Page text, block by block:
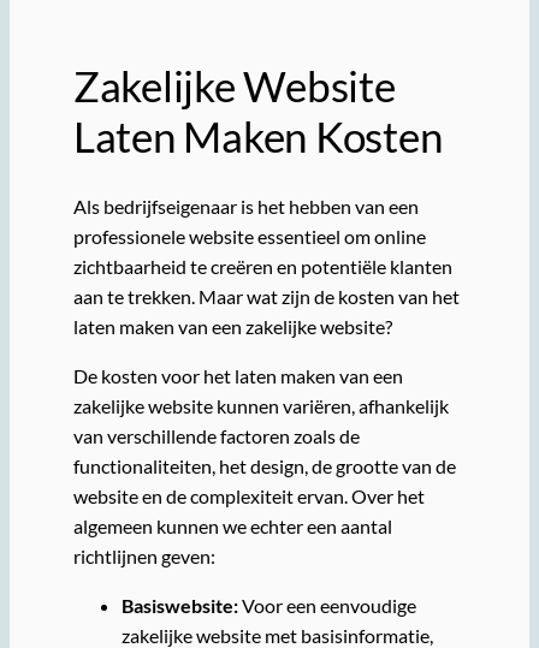
Zakelijke Website
Laten Maken Kosten
Als bedrijfseigenaar is het hebben van een
professionele website essentieel om online
zichtbaarheid te creëren en potentiële klanten
aan te trekken. Maar wat zijn de kosten van het
laten maken van een zakelijke website?
De kosten voor het laten maken van een
zakelijke website kunnen variëren, afhankelijk
van verschillende factoren zoals de
functionaliteiten, het design, de grootte van de
website en de complexiteit ervan. Over het
algemeen kunnen we echter een aantal
richtlijnen geven:
Basiswebsite:Voor een eenvoudige
zakelijke website met basisinformatie,